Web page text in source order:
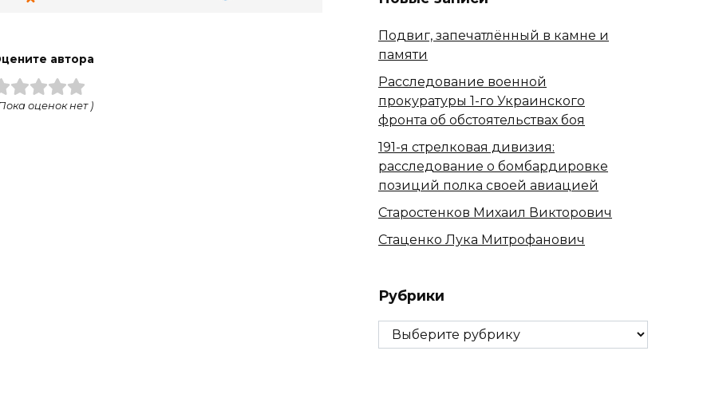
автора
оценок нет )
Подвиг, запечатлённый в камне и
памяти
Расследование военной
прокуратуры 1-го Украинского
фронта об обстоятельствах боя
191-я стрелковая дивизия:
расследование о бомбардировке
позиций полка своей авиацией
Старостенков Михаил Викторович
Стаценко Лука Митрофанович
Рубрики
Рубрики